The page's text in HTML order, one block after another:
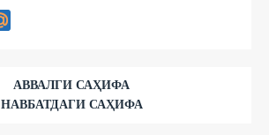
АВВАЛГИ САҲИФА
НАВБАТДАГИ САҲИФА